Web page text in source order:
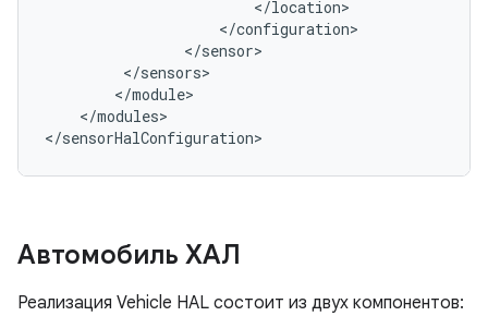
</location
</configuration
</sensor
</sensors
</module
</modules>
</sensorHalConfiguration>
Автомобиль ХАЛ
Реализация Vehicle HAL состоит из двух компонентов: